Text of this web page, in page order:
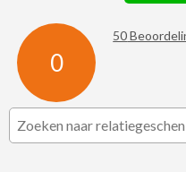
0
50
Assortiment
Contact
☆ Prijsknallers ☆